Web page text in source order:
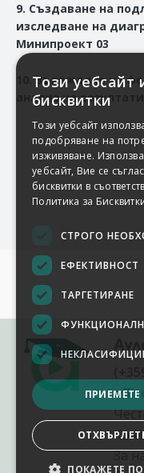
9. Създаване на
изследване на
Минипроект 03
10. Въвеждане на
анализ на
За
Този уебсайт
бисквитки
Този уебсайт
подобряване на
изживяване.
уебсайт, Вие се
бисквитки в
Политика за
СТРОГО
ЕФЕКТИВНОСТ
ТАРГЕТИРАНЕ
ПОКАЖЕТЕ